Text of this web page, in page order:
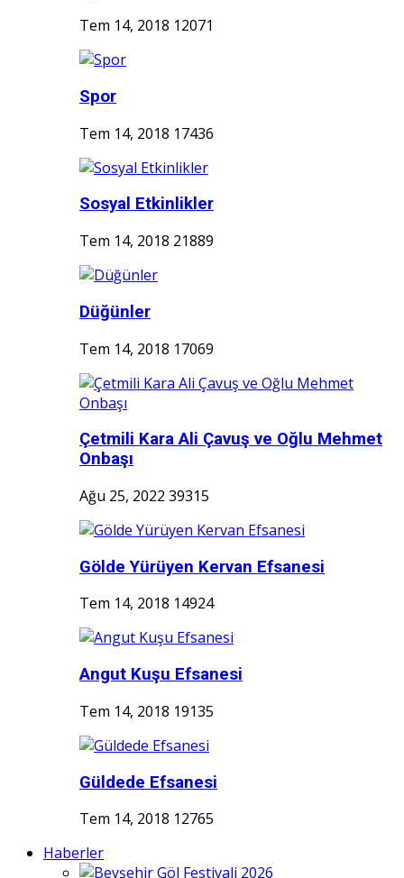
Tem 14, 2018 12071
Spor
Tem 14, 2018 17436
Sosyal Etkinlikler
Tem 14, 2018 21889
Düğünler
Tem 14, 2018 17069
Çetmili Kara Ali Çavuş ve Oğlu Mehmet
Onbaşı
Ağu 25, 2022 39315
Gölde Yürüyen Kervan Efsanesi
Tem 14, 2018 14924
Angut Kuşu Efsanesi
Tem 14, 2018 19135
Güldede Efsanesi
Tem 14, 2018 12765
Haberler